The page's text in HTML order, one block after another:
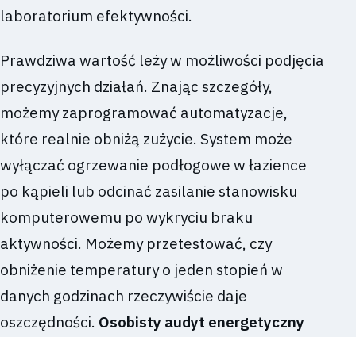
laboratorium efektywności.
Prawdziwa wartość leży w możliwości podjęcia
precyzyjnych działań. Znając szczegóły,
możemy zaprogramować automatyzacje,
które realnie obniżą zużycie. System może
wyłączać ogrzewanie podłogowe w łazience
po kąpieli lub odcinać zasilanie stanowisku
komputerowemu po wykryciu braku
aktywności. Możemy przetestować, czy
obniżenie temperatury o jeden stopień w
danych godzinach rzeczywiście daje
oszczędności. Osobisty audyt energetyczny